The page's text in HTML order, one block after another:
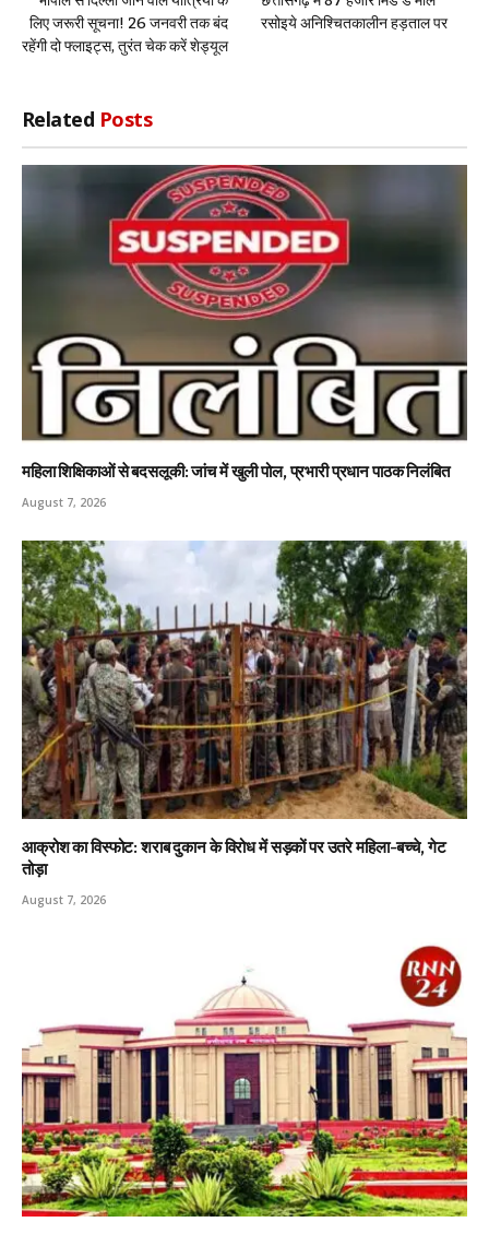
लिए जरूरी सूचना! 26 जनवरी तक बंद
रहेंगी दो फ्लाइट्स, तुरंत चेक करें शेड्यूल
रसोइये अनिश्चितकालीन हड़ताल पर
Related Posts
महिला शिक्षिकाओं से बदसलूकी: जांच में खुली पोल, प्रभारी प्रधान पाठक निलंबित
August 7, 2026
आक्रोश का विस्फोट: शराब दुकान के विरोध में सड़कों पर उतरे महिला-बच्चे, गेट
तोड़ा
August 7, 2026